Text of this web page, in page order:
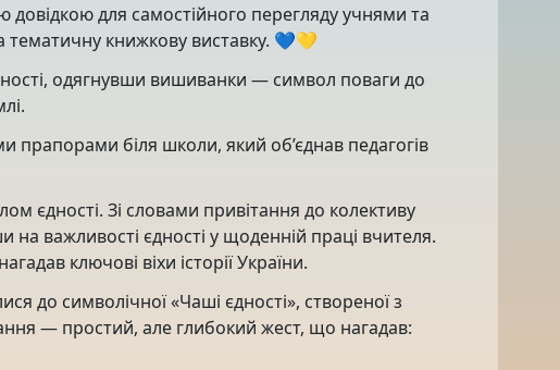
довідкою для самостійного перегляду учнями та
книжкову виставку. 💙💛
одягнувши вишиванки — символ поваги до
біля школи, який об’єднав педагогів
єдності. Зі словами привітання до колективу
важливості єдності у щоденній праці вчителя.
ключові віхи історії України.
до символічної «Чаші єдності», створеної з
— простий, але глибокий жест, що нагадав: